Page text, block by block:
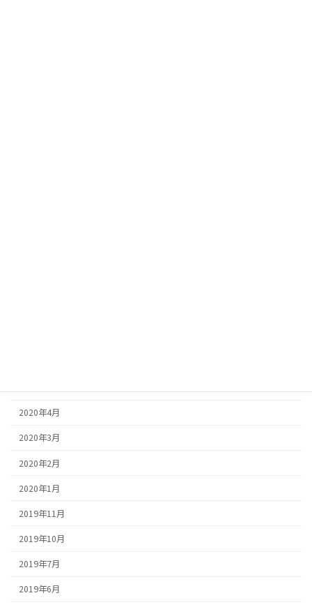
2020年4月
2020年3月
2020年2月
2020年1月
2019年11月
2019年10月
2019年7月
2019年6月